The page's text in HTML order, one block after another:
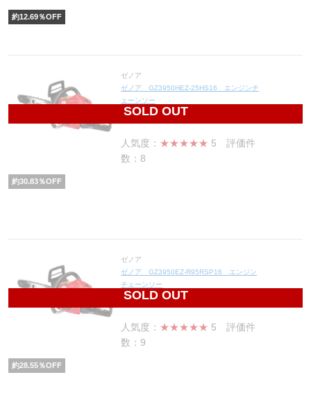
約12.69％OFF
SOLD OUT
ゼノア
ゼノア GZ3950HEZ-25HS16 エンジンチ
ェーンソー
88,400
人気度： ★★★★★ 5 評価件
数：8
約30.83％OFF
SOLD OUT
ゼノア
ゼノア GZ3950EZ-R95RSP16 エンジン
チェーンソー
79,450
人気度： ★★★★★ 5 評価件
数：9
約28.55％OFF